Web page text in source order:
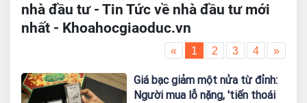
nhà đầu tư - Tin Tức về nhà đầu tư mới
nhất - Khoahocgiaoduc.vn
« 1 2 3 4 »
Giá bạc giảm một nửa từ đỉnh:
Người mua lỗ nặng, 'tiến thoái